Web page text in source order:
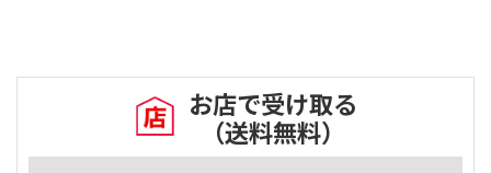
お店で受け取る
（送料無料）